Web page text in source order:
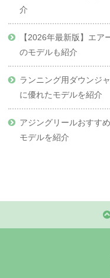
介
【2026年最新版】エ
のモデルも紹介
ランニング用ダウンジ
に優れたモデルを紹介
アジングリールおすす
モデルを紹介